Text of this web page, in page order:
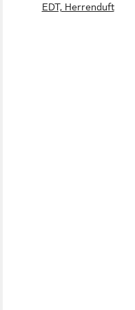
EDT, Herrenduft